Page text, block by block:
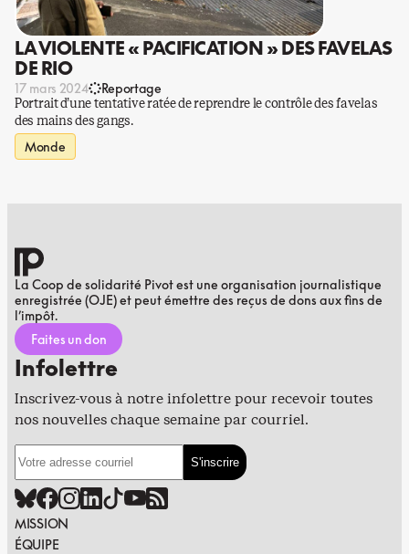
LA VIOLENTE « PACIFICATION » DES FAVELAS
DE RIO
17 mars 2024 Reportage
Portrait d’une tentative ratée de reprendre le contrôle des favelas
des mains des gangs.
Monde
La Coop de solidarité Pivot est une organisation journalistique
enregistrée (OJE) et peut émettre des reçus de dons aux fins de
l’impôt.
Faites un don
Infolettre
Inscrivez-vous à notre infolettre pour recevoir toutes
nos nouvelles chaque semaine par courriel.
MISSION
ÉQUIPE